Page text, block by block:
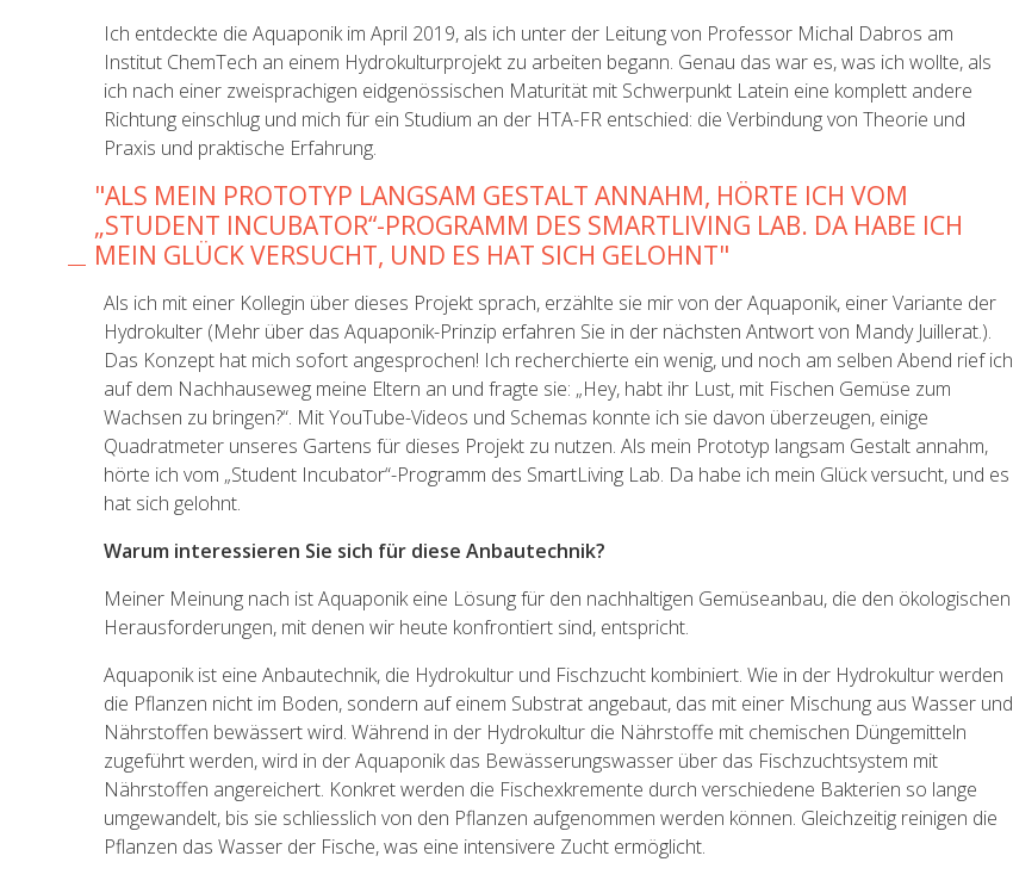
Ich entdeckte die Aquaponik im April 2019, als ich unter der Leitung von Professor Michal Dabros am
Institut ChemTech an einem Hydrokulturprojekt zu arbeiten begann. Genau das war es, was ich wollte, als
ich nach einer zweisprachigen eidgenössischen Maturität mit Schwerpunkt Latein eine komplett andere
Richtung einschlug und mich für ein Studium an der HTA-FR entschied: die Verbindung von Theorie und
Praxis und praktische Erfahrung.
"ALS MEIN PROTOTYP LANGSAM GESTALT ANNAHM, HÖRTE ICH VOM
„STUDENT INCUBATOR“-PROGRAMM DES SMARTLIVING LAB. DA HABE ICH
MEIN GLÜCK VERSUCHT, UND ES HAT SICH GELOHNT"
Als ich mit einer Kollegin über dieses Projekt sprach, erzählte sie mir von der Aquaponik, einer Variante der
Hydrokulter (Mehr über das Aquaponik-Prinzip erfahren Sie in der nächsten Antwort von Mandy Juillerat.).
Das Konzept hat mich sofort angesprochen! Ich recherchierte ein wenig, und noch am selben Abend rief ich
auf dem Nachhauseweg meine Eltern an und fragte sie: „Hey, habt ihr Lust, mit Fischen Gemüse zum
Wachsen zu bringen?“. Mit YouTube-Videos und Schemas konnte ich sie davon überzeugen, einige
Quadratmeter unseres Gartens für dieses Projekt zu nutzen. Als mein Prototyp langsam Gestalt annahm,
hörte ich vom „Student Incubator“-Programm des SmartLiving Lab. Da habe ich mein Glück versucht, und es
hat sich gelohnt.
Warum interessieren Sie sich für diese Anbautechnik?
Meiner Meinung nach ist Aquaponik eine Lösung für den nachhaltigen Gemüseanbau, die den ökologischen
Herausforderungen, mit denen wir heute konfrontiert sind, entspricht.
Aquaponik ist eine Anbautechnik, die Hydrokultur und Fischzucht kombiniert. Wie in der Hydrokultur werden
die Pflanzen nicht im Boden, sondern auf einem Substrat angebaut, das mit einer Mischung aus Wasser und
Nährstoffen bewässert wird. Während in der Hydrokultur die Nährstoffe mit chemischen Düngemitteln
zugeführt werden, wird in der Aquaponik das Bewässerungswasser über das Fischzuchtsystem mit
Nährstoffen angereichert. Konkret werden die Fischexkremente durch verschiedene Bakterien so lange
umgewandelt, bis sie schliesslich von den Pflanzen aufgenommen werden können. Gleichzeitig reinigen die
Pflanzen das Wasser der Fische, was eine intensivere Zucht ermöglicht.